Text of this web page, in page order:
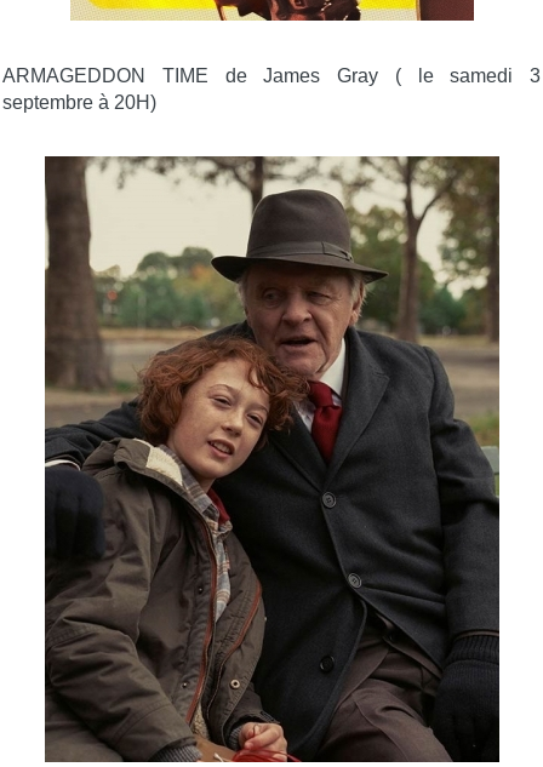
ARMAGEDDON TIME de James Gray ( le samedi 3
septembre à 20H)